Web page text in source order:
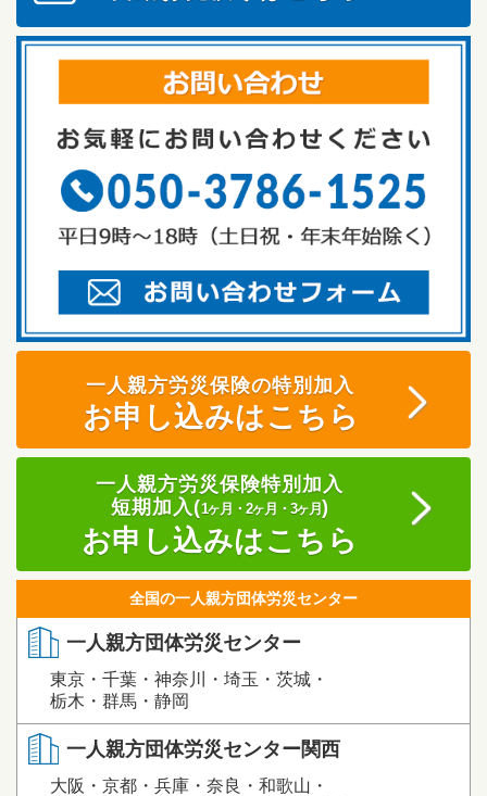
一人親方労災保険の特別加入
お申し込みはこちら
一人親方労災保険特別加入
短期加入(1ヶ月・2ヶ月・3ヶ月)
お申し込みはこちら
全国の一人親方団体労災センター
一人親方団体労災センター
東京・千葉・神奈川・埼玉・茨城・
栃木・群馬・静岡
一人親方団体労災センター関西
大阪・京都・兵庫・奈良・和歌山・